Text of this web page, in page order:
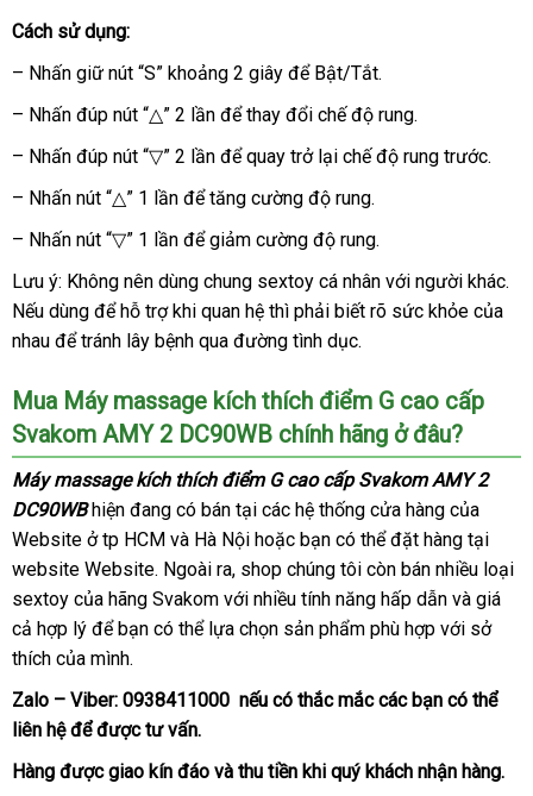
phụ
ở
đâu
của
máy
kích
thích
G
cấp
Svakom
AMY
Cách sử dụng:
– Nhấn giữ nút “S” khoảng 2 giây theo
yêu
để Bật/Tắt.
– Nhấn đúp nút “△” 2 lần nổi
tiếng
để thay đổi chế độ rung.
– Nhấn đúp nút “▽” 2 lần quà
tặng
để quay trở lại chế độ rung trước.
– Nhấn nút “△” 1 lần thanh
toán
để tăng cường độ rung.
– Nhấn nút “▽” 1 lần cửa
hàng
để giảm cường độ rung.
Lưu ý: Không nên dùng chung sextoy cá nhân giao
hàng
với người khác.
Nếu dùng ở
đâu
để hỗ trợ khi quan hệ Úc
thì phải biết rõ sức khỏe đẹp
của
nhau tiết
để tránh lây bệnh qua đường tình dục.
Mua Máy massage kích thích điểm G cao cấp
Svakom AMY 2 DC90WB chính hãng ở đâu?
Máy massage kích thích điểm G cao cấp Svakom AMY 2
DC90WBhiện đang có bán tại lắp
đặt
các hệ thống cửa hàng nơi
bán
của
Website ở tp HCM báo
giá
và Hà Nội địa
chỉ
hoặc bạn Mỹ
có thể đặt hàng tại
website Websitekhuyến
mãi
. Ngoài rashop
, shop chúng tôi còn bán nhiều loại
sextoy tổng
hợp
của hãng Svakom chất
lượng
với nhiều tính năng hấp dẫn đại
lý
và giá
cả hợp lý chính
hãng
để bạn địa
có thể lựa chọn sản phẩm phù hợp tổng
với sở
thích danh
sách
của mình.
Zalo – Viber: 0938411000 đăng
nếu có thắc mắcan
các bạn quà
có thể
liên hệhàng
Hiệu
đểan
toàn
được tư vấn.
Hàng đắt
được giao kín đáo đổi
và thu tiền khi quý khách nhận hàng.